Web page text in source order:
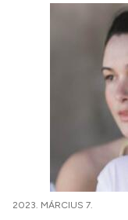
2023. MÁRCIUS 7.